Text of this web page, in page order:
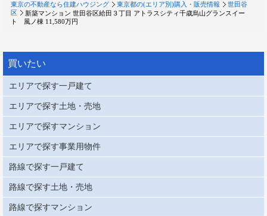
東京の不動産なら住建ハウジング 東京都の(エリア別)購入・販売情報
世田谷
区
新築マンション 世田谷区給田３丁目 アトラスシティ千歳烏山グランスイー
ト 風ノ棟 11,580万円
買いたい
エリアで探す一戸建て
エリアで探す土地・売地
エリアで探すマンション
エリアで探す事業用物件
路線で探す一戸建て
路線で探す土地・売地
路線で探すマンション